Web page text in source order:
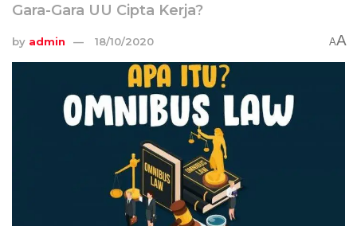
Gara-Gara UU Cipta Kerja?
by admin 18/10/2020 AA